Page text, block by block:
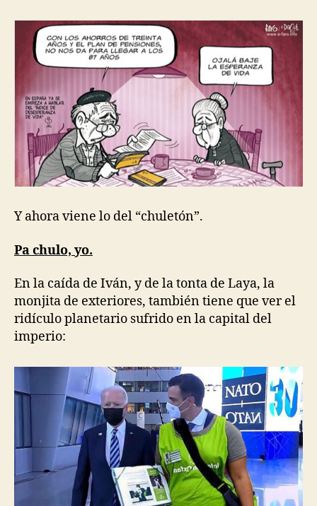
Y ahora viene lo del “chuletón”.
Pa chulo, yo.
En la caída de Iván, y de la tonta de Laya, la
monjita de exteriores, también tiene que ver el
ridículo planetario sufrido en la capital del
imperio: